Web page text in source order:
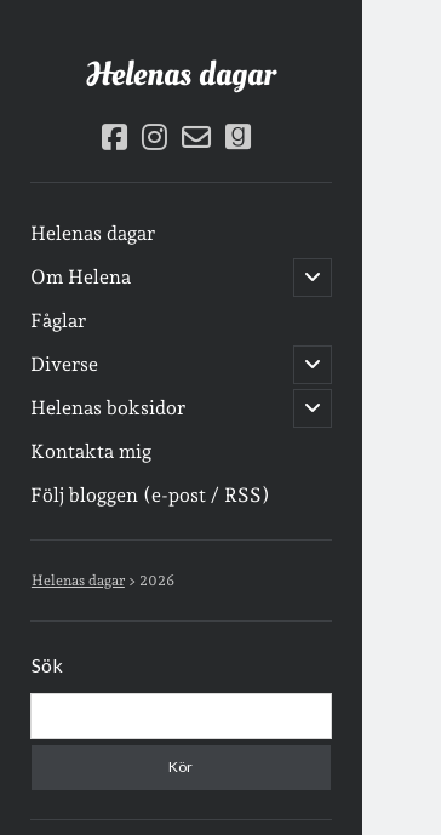
Helenas dagar
facebook
instagram
email-goodreads
Helenas dagar
Om Helena
öppna
undermeny
Fåglar
Diverse
öppna
undermeny
Helenas boksidor
öppna
undermeny
Kontakta mig
Följ bloggen (e-post / RSS)
Sidopanel
Helenas dagar> 2026
Sök